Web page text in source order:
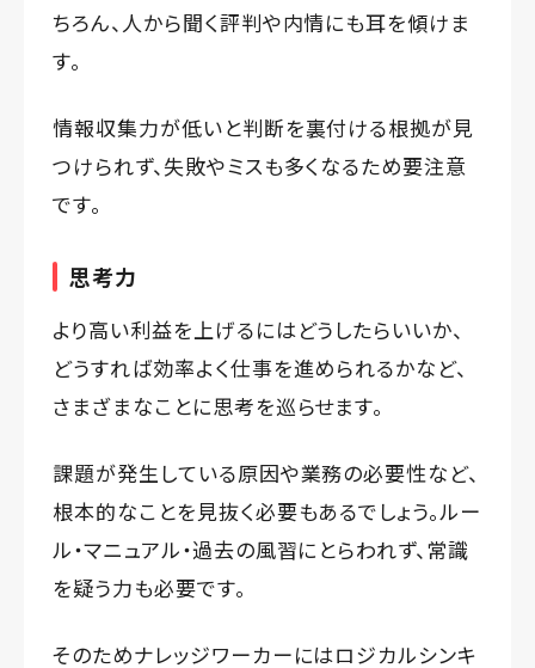
ちろん、人から聞く評判や内情にも耳を傾けま
す。
情報収集力が低いと判断を裏付ける根拠が見
つけられず、失敗やミスも多くなるため要注意
です。
思考力
より高い利益を上げるにはどうしたらいいか、
どうすれば効率よく仕事を進められるかなど、
さまざまなことに思考を巡らせます。
課題が発生している原因や業務の必要性など、
根本的なことを見抜く必要もあるでしょう。ルー
ル・マニュアル・過去の風習にとらわれず、常識
を疑う力も必要です。
そのためナレッジワーカーにはロジカルシンキ